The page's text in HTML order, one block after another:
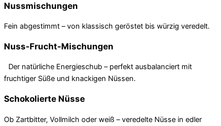
Nussmischungen
Fein abgestimmt – von klassisch geröstet bis würzig veredelt.
Nuss-Frucht-Mischungen
Der natürliche Energieschub – perfekt ausbalanciert mit
fruchtiger Süße und knackigen Nüssen.
Schokolierte Nüsse
Ob Zartbitter, Vollmilch oder weiß – veredelte Nüsse in edler